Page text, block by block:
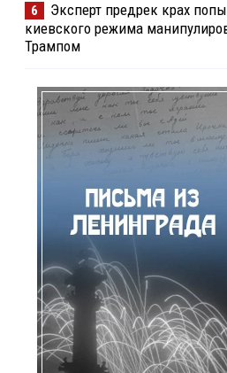
6
Эксперт предрек крах
киевского режима
Трампом